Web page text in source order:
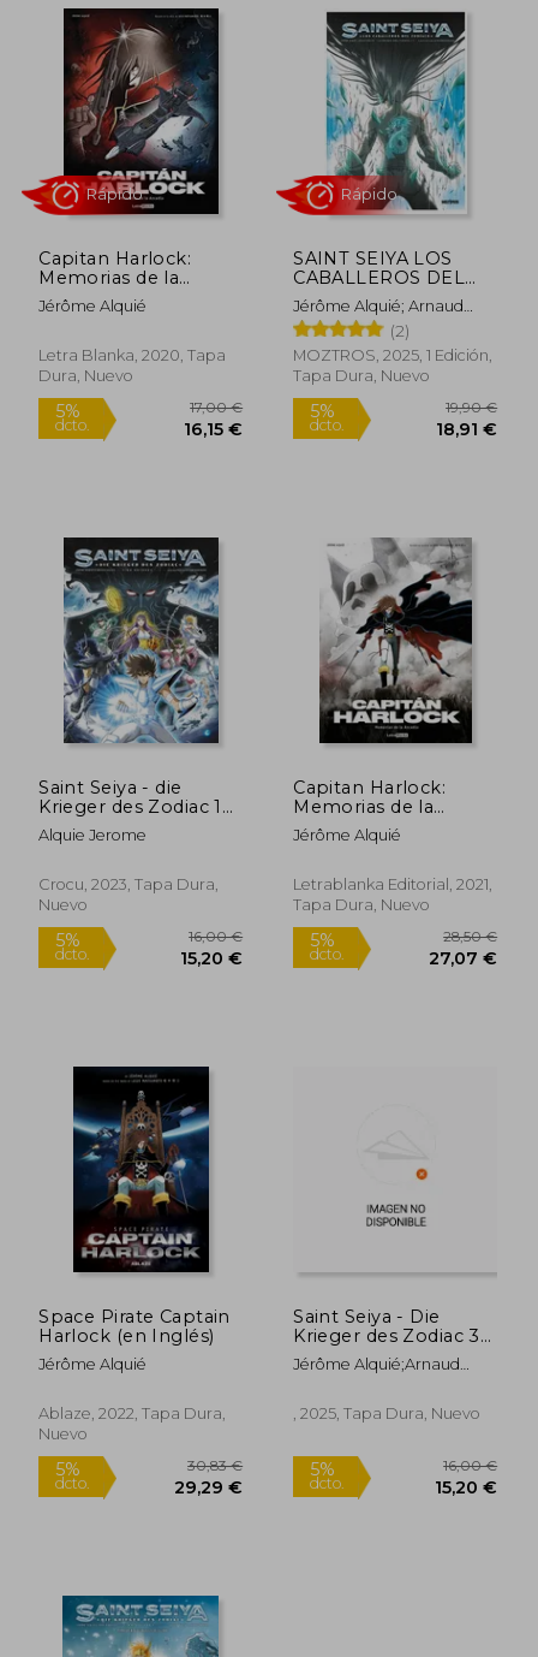
dcto.
5%
dcto.
Capitan Harlock:
Memorias de la
Arcadia 2 de 3
Jérôme Alquié
Letra Blanka, 2020, Tapa
Dura, Nuevo
5%
dcto.
17,00 €
16,15 €
SAINT SEIYA LOS
CABALLEROS DEL
ZODIACO 4
Jérôme Alquié; Arnaud
Dollen
(2)
MOZTROS, 2025, 1 Edición,
Tapa Dura, Nuevo
5%
dcto.
Saint Seiya - die
Krieger des Zodiac 1
(en Alemán)
Alquie Jerome
Crocu, 2023, Tapa Dura,
Nuevo
dcto.
Capitan Harlock:
Memorias de la
Arcadia 3 (de 3)
Jérôme Alquié
Letrablanka Editorial, 2021,
Tapa Dura, Nuevo
5%
Space Pirate Captain
Harlock (en Inglés)
Jérôme Alquié
Ablaze, 2022, Tapa Dura,
Nuevo
Saint Seiya - Die
Krieger des Zodiac 3
(en Alemán)
Jérôme Alquié;Arnaud
Pinto
, 2025, Tapa Dura, Nuevo